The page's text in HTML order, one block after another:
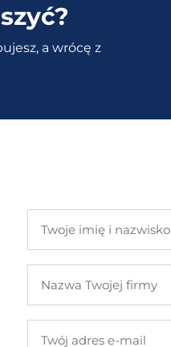
a wrócę z
imię
nazwisko
Twojej